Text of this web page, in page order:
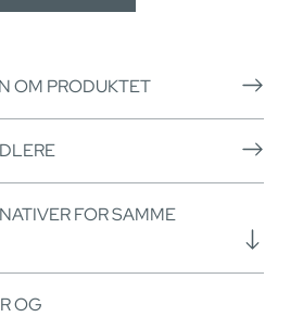
OM PRODUKTET
FOR SAMME
OG